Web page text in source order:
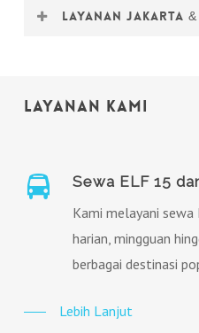
Layanan Jakarta
Layanan Kami
Sewa ELF 15
Kami melayani
harian, mingguan
berbagai destinasi
Lebih Lanjut